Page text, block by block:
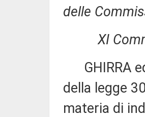
delle
XI
GHIRRA
della legge
materia di